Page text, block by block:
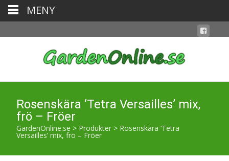
Rosenskära ‘Tetra Versailles’ mix,
frö – Fröer
GardenOnline.se > Produkter > Rosenskära ‘Tetra
Versailles’ mix, frö – Fröer
MENY